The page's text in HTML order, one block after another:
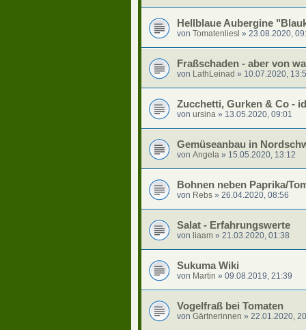
Hellblaue Aubergine
von Tomatenliesl » 23.08.2020,
Fraßschaden - aber von
von LathLeinad » 10.07.2020,
Zucchetti, Gurken & Co -
von ursina » 13.05.2020, 09:01
Gemüseanbau in
von Angela » 15.05.2020, 13:12
Bohnen neben Paprika/
von Rebs » 26.04.2020, 08:56
Salat - Erfahrungswerte
von liaam » 21.03.2020, 01:38
Sukuma Wiki
von Martin » 09.08.2019, 21:39
Vogelfraß bei Tomaten
von Gärtnerinnen » 22.01.2020,